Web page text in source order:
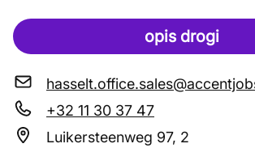
opis drogi
+32 11 30 37 47
Luikersteenweg 97, 2